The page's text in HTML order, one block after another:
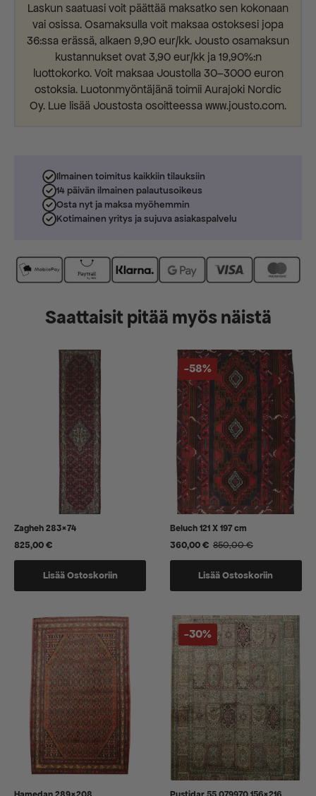
Laskun saatuasi voit päättää maksatko sen kokonaan
vai osissa. Osamaksulla voit maksaa ostoksesi jopa
36:ssa erässä, alkaen 9,90 eur/kk. Jousto osamaksun
kustannukset ovat 3,90 eur/kk ja 19,90%:n
luottokorko. Voit maksaa Joustolla 30–3000 euron
ostoksia. Luotonmyöntäjänä toimii Aurajoki Nordic
Oy. Lue lisää Joustosta osoitteessa www.jousto.com.
Ilmainen toimitus kaikkiin tilauksiin
14 päivän ilmainen palautusoikeus
Osta nyt ja maksa myöhemmin
Kotimainen yritys ja sujuva asiakaspalvelu
Saattaisit pitää myös näistä
Zagheh 283×74
825,00€
Lisää Ostoskoriin
-58%
Beluch 121 X 197 cm
850,00€
Alkuperäinen
hinta
360,00€
Nykyinen
hinta
Lisää Ostoskoriin
-30%